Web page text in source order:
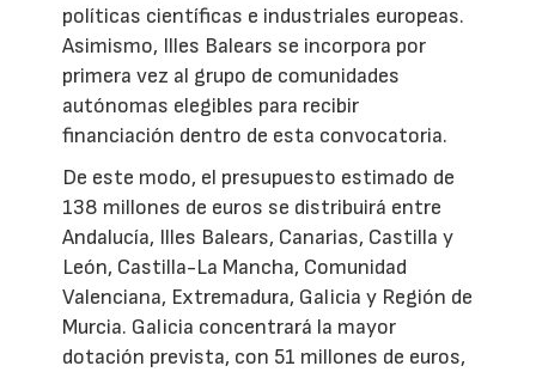
políticas científicas e industriales europeas.
Asimismo, Illes Balears se incorpora por
primera vez al grupo de comunidades
autónomas elegibles para recibir
financiación dentro de esta convocatoria.
De este modo, el presupuesto estimado de
138 millones de euros se distribuirá entre
Andalucía, Illes Balears, Canarias, Castilla y
León, Castilla-La Mancha, Comunidad
Valenciana, Extremadura, Galicia y Región de
Murcia. Galicia concentrará la mayor
dotación prevista, con 51 millones de euros,